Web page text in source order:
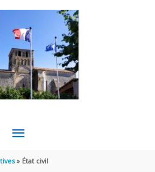
MENU
PRINCIPAL
État civil